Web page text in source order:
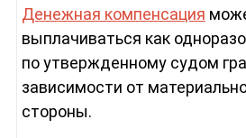
Денежная компенсация
выплачиваться как
по утвержденному судом
зависимости от
стороны.